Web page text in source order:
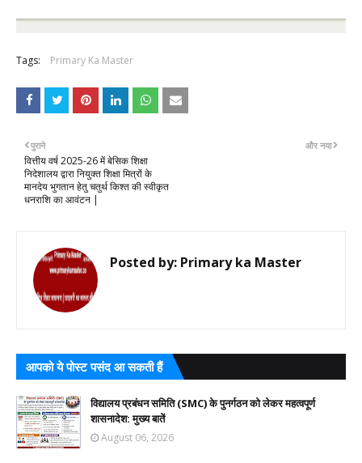
Tags: Primary Ka Master
और नया
पुराने
वित्तीय वर्ष 2025-26 में बेसिक शिक्षा
निदेशालय द्वारा नियुक्त शिक्षा मित्रों के
मानदेय भुगतान हेतु चतुर्थ किश्त की स्वीकृत
धनराशि का आवंटन |
Posted by: Primary ka Master
आपको ये पोस्ट पसंद आ सकती हैं
विद्यालय प्रबंधन समिति (SMC) के पुनर्गठन को लेकर महत्वपूर्ण
शासनादेश: मुख्य बातें
August 06, 2026